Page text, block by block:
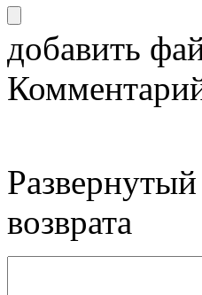
добавить
возврата